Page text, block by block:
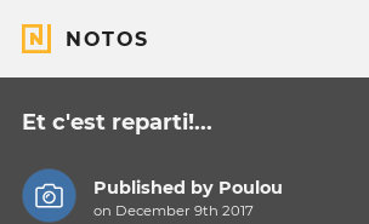
NOTOS
Et c'est reparti!...
Published by Poulou
on December 9th 2017